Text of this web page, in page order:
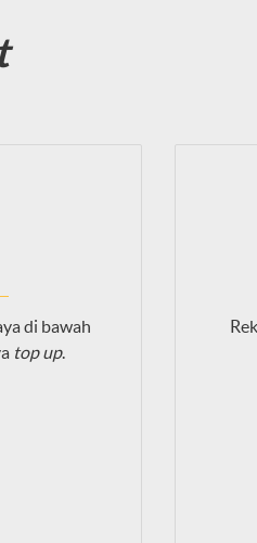
di bawah
top up.